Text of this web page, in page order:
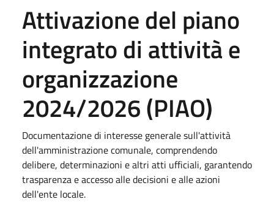
Attivazione del piano
integrato di attività e
organizzazione
2024/2026 (PIAO)
Documentazione di interesse generale sull'attività
dell'amministrazione comunale, comprendendo
delibere, determinazioni e altri atti ufficiali, garantendo
trasparenza e accesso alle decisioni e alle azioni
dell'ente locale.